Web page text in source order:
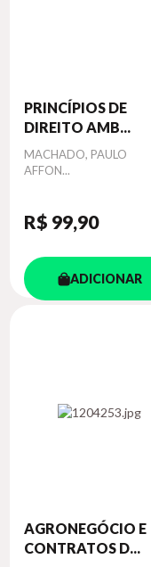
PRINCÍPIOS DE
DIREITO AMB...
Autor
MACHADO, PAULO
AFFON...
R$ 99,90
ADICIONAR
AGRONEGÓCIO E
CONTRATOS D...